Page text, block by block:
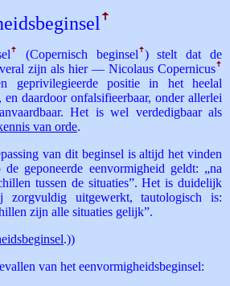
ꜛ
ꜛ (Copernisch beginsel ꜛ) stelt dat de
zijn als hier — Nicolaus Copernicusꜛ
geprivilegieerde positie in het heelal
daardoor onfalsifieerbaar, onder allerlei
Het is wel verdedigbaar als
van orde.
van dit beginsel is altijd het vinden
geponeerde eenvormigheid geldt: „na
tussen de situaties”. Het is duidelijk
uitgewerkt, tautologisch is:
zijn alle situaties gelijk”.
.))
van het eenvormigheidsbeginsel: